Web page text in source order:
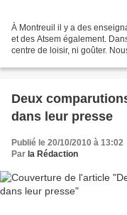
À Montreuil il y a des
et des Atsem également.
centre de loisir, ni goûter.
Deux
dans leur presse
Publié le 20/10/2010 à 13:02
Par la Rédaction